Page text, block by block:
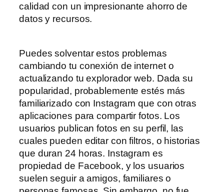
calidad con un impresionante ahorro de
datos y recursos.
Puedes solventar estos problemas
cambiando tu conexión de internet o
actualizando tu explorador web. Dada su
popularidad, probablemente estés más
familiarizado con Instagram que con otras
aplicaciones para compartir fotos. Los
usuarios publican fotos en su perfil, las
cuales pueden editar con filtros, o historias
que duran 24 horas. Instagram es
propiedad de Facebook, y los usuarios
suelen seguir a amigos, familiares o